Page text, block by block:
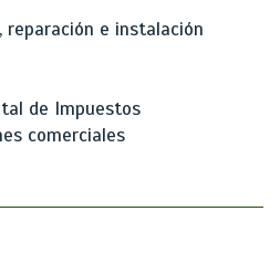
reparación e instalación
de Impuestos
comerciales